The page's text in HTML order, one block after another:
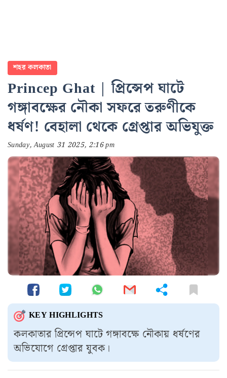
শহর কলকাতা
Princep Ghat | প্রিন্সেপ ঘাটে
গঙ্গাবক্ষের নৌকা সফরে তরুণীকে
ধর্ষণ! বেহালা থেকে গ্রেপ্তার অভিযুক্ত
Sunday, August 31 2025, 2:16 pm
KEY HIGHLIGHTS
কলকাতার প্রিন্সেপ ঘাটে গঙ্গাবক্ষে নৌকায় ধর্ষণের
অভিযোগে গ্রেপ্তার যুবক।